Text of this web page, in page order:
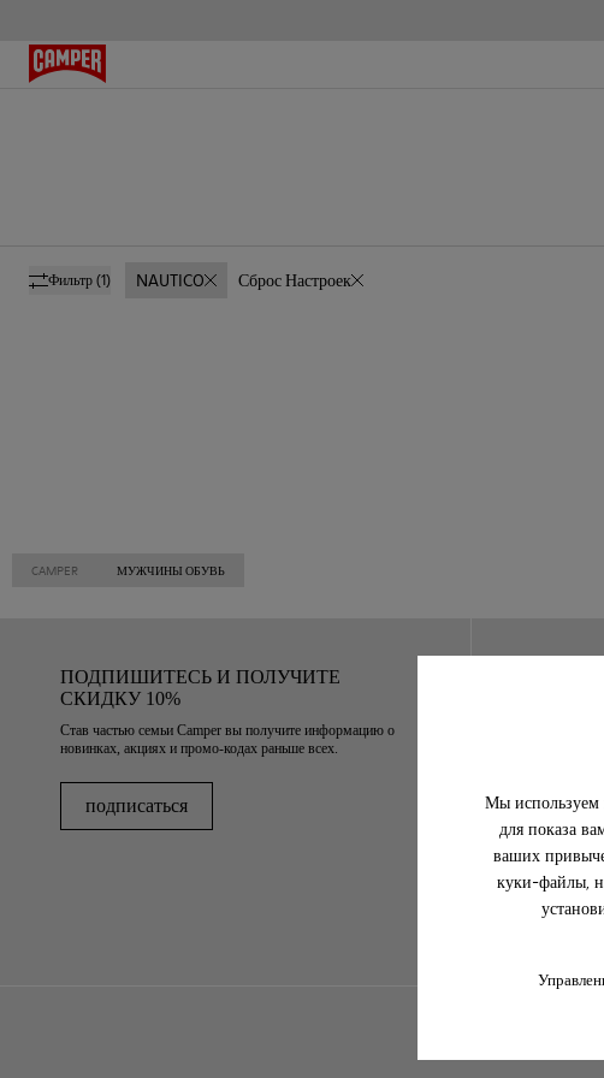
Мы используем
для показа
ваших
куки-файлы,
Фильтр(1) NAUTICO Сброс Настроек
CAMPER МУЖЧИНЫ ОБУВЬ
ПОДПИШИТЕСЬ И ПОЛУЧИТЕ
СКИДКУ 10%
Став частью семьи Camper вы получите информацию о
новинках, акциях и промо-кодах раньше всех.
подписаться